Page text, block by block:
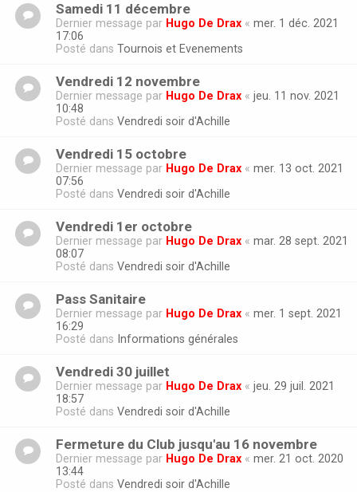
Samedi 11 décembre
Dernier message par Hugo De Drax « mer. 1 déc. 2021
17:06
Posté dans Tournois et Evenements
Vendredi 12 novembre
Dernier message par Hugo De Drax « jeu. 11 nov. 2021
10:48
Posté dans Vendredi soir d'Achille
Vendredi 15 octobre
Dernier message par Hugo De Drax « mer. 13 oct. 2021
07:56
Posté dans Vendredi soir d'Achille
Vendredi 1er octobre
Dernier message par Hugo De Drax « mar. 28 sept. 2021
08:07
Posté dans Vendredi soir d'Achille
Pass Sanitaire
Dernier message par Hugo De Drax « mer. 1 sept. 2021
16:29
Posté dans Informations générales
Vendredi 30 juillet
Dernier message par Hugo De Drax « jeu. 29 juil. 2021
18:57
Posté dans Vendredi soir d'Achille
Fermeture du Club jusqu'au 16 novembre
Dernier message par Hugo De Drax « mer. 21 oct. 2020
13:44
Posté dans Vendredi soir d'Achille